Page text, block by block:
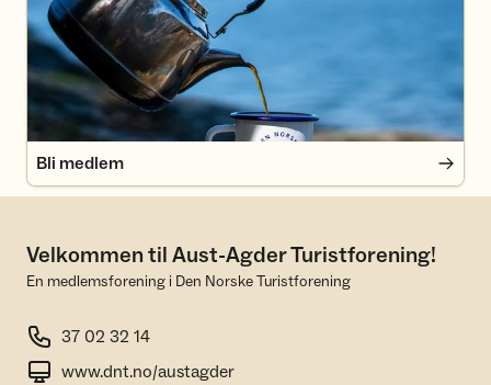
Bli medlem
Velkommen til Aust-Agder Turistforening!
En medlemsforening i Den Norske Turistforening
37 02 32 14
www.dnt.no/austagder